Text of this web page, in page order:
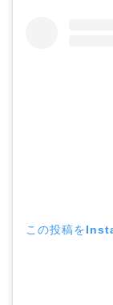
この投稿を